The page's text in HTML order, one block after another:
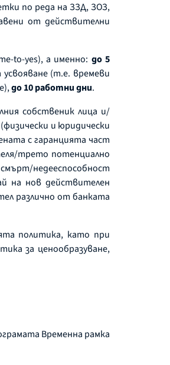
по реда на ЗЗД, ЗОЗ,
от действителни
to-yes), а именно: до 5
(т.е. времеви
до10 работни дни.
собственик лица и/
и юридически
с гаранцията част
трето потенциално
смърт/недееспособност
на нов действителен
различно от банката
политика, като при
за ценообразуване,
Временна рамка